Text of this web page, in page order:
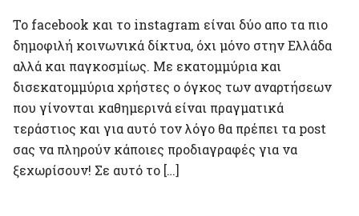
Το facebook και το instagram είναι δύο απο τα πιο
δημοφιλή κοινωνικά δίκτυα, όχι μόνο στην Ελλάδα
αλλά και παγκοσμίως. Με εκατομμύρια και
δισεκατομμύρια χρήστες ο όγκος των αναρτήσεων
που γίνονται καθημερινά είναι πραγματικά
τεράστιος και για αυτό τον λόγο θα πρέπει τα post
σας να πληρούν κάποιες προδιαγραφές για να
ξεχωρίσουν! Σε αυτό το […]